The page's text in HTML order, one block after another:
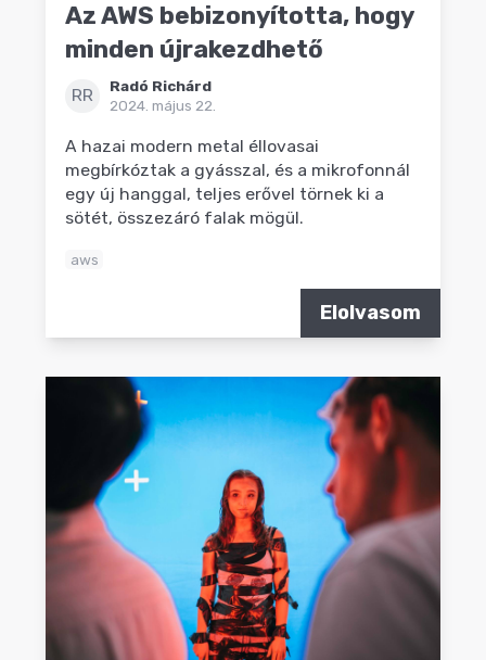
Az AWS bebizonyította, hogy
minden újrakezdhető
RR
Radó Richárd
2024. május 22.
A hazai modern metal éllovasai
megbírkóztak a gyásszal, és a mikrofonnál
egy új hanggal, teljes erővel törnek ki a
sötét, összezáró falak mögül.
aws
Elolvasom